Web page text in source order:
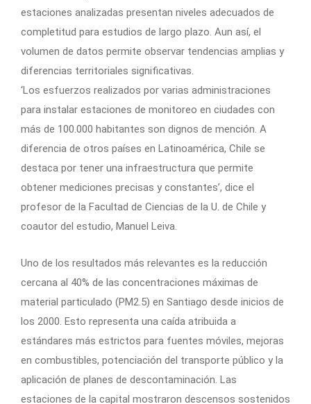
estaciones analizadas presentan niveles adecuados de
completitud para estudios de largo plazo. Aun así, el
volumen de datos permite observar tendencias amplias y
diferencias territoriales significativas.
‘Los esfuerzos realizados por varias administraciones
para instalar estaciones de monitoreo en ciudades con
más de 100.000 habitantes son dignos de mención. A
diferencia de otros países en Latinoamérica, Chile se
destaca por tener una infraestructura que permite
obtener mediciones precisas y constantes’, dice el
profesor de la Facultad de Ciencias de la U. de Chile y
coautor del estudio, Manuel Leiva.
Uno de los resultados más relevantes es la reducción
cercana al 40% de las concentraciones máximas de
material particulado (PM2.5) en Santiago desde inicios de
los 2000. Esto representa una caída atribuida a
estándares más estrictos para fuentes móviles, mejoras
en combustibles, potenciación del transporte público y la
aplicación de planes de descontaminación. Las
estaciones de la capital mostraron descensos sostenidos